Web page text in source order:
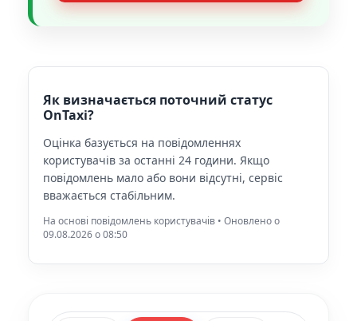
Як визначається поточний статус
OnTaxi?
Оцінка базується на повідомленнях
користувачів за останні 24 години. Якщо
повідомлень мало або вони відсутні, сервіс
вважається стабільним.
На основі повідомлень користувачів • Оновлено о
09.08.2026 o 08:50